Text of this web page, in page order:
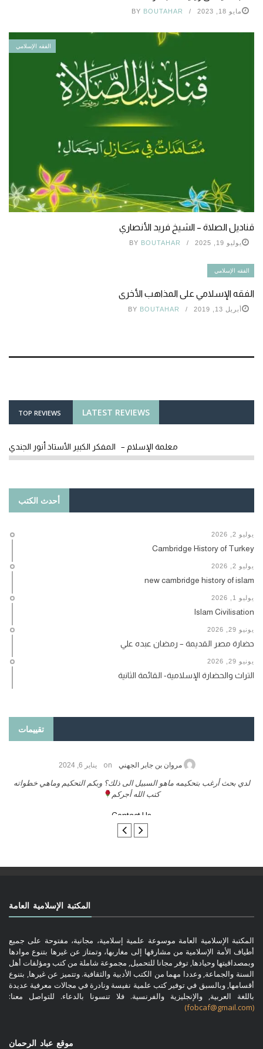
مايو 18, 2023 BY BOUTAHAR
الفقه الإسلامي
قناديل الصلاة – الشيخ فريد الأنصاري
يوليو 19, 2025 BY BOUTAHAR
الفقه الإسلامي
الفقه الإسلامي على المذاهب الأخرى
أبريل 13, 2019 BY BOUTAHAR
LATEST REVIEWS
TOP REVIEWS
معلمة الإسلام – المفكر الكبير الأستاذ أنور الجندي
أحدث الكتب
يوليو 2, 2026
Cambridge History of Turkey
يوليو 2, 2026
new cambridge history of islam
يوليو 1, 2026
Islam Civilisation
يونيو 29, 2026
حضارة مصر القديمة – رمضان عبده علي
يونيو 29, 2026
التراث والحضارة الإسلامية- القائمة الثانية
تقييمات
لدي بحث
حامد الزريقي on يناير 25, 2026
السلام عليكم ورحمة الله وبركاتة أرغب بنشر كتابي معكم
المكتبة الإسلامية العامة
المكتبة الإسلامية العامة موسوعة علمية إسلامية، مجانية، مفتوحة على جميع
أطياف الأمة الإسلامية من مشارقها إلى مغاربها، وتمتاز عن غيرها بتنوع موادها
وبمصداقيتها وحيادها, توفر مجانا للتحميل, مجموعة شاملة من كتب ومؤلفات أهل
السنة والجماعة, وعددا مهما من الكتب الأدبية والثقافية. وتتميز عن غيرها, بتنوع
أقسامها, وبالسبق في توفير كتب علمية نفيسة ونادرة في مجالات معرفية عديدة
باللغة العربية, والإنجليزية والفرنسية. فلا تنسونا بالدعاء. للتواصل معنا:
(fobcaf@gmail.com)
موقع عباد الرحمان